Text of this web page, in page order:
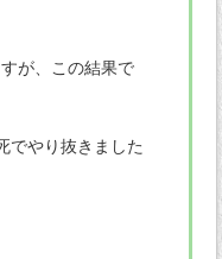
が、この結果で
でやり抜きました